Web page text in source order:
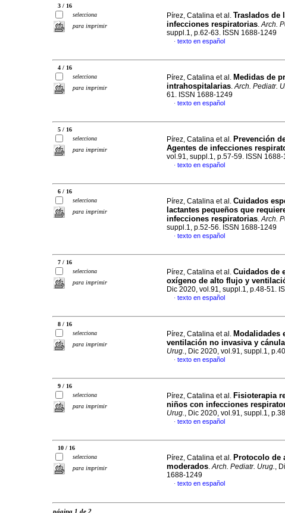
3 / 16
selecciona
para imprimir
Pírez, Catalina et al. Traslados de
infecciones respiratorias.Arch.
suppl.1, p.62-63. ISSN 1688-1249
· texto en español
4 / 16
selecciona
para imprimir
Pírez, Catalina et al. Medidas de
intrahospitalarias.Arch. Pediatr.
61. ISSN 1688-1249
· texto en español
5 / 16
selecciona
para imprimir
Pírez, Catalina et al. Prevención
Agentes de infecciones
vol.91, suppl.1, p.57-59. ISSN
· texto en español
6 / 16
selecciona
para imprimir
Pírez, Catalina et al. Cuidados
lactantes pequeños que
infecciones respiratorias.Arch.
suppl.1, p.52-56. ISSN 1688-1249
· texto en español
7 / 16
selecciona
para imprimir
Pírez, Catalina et al. Cuidados de
oxígeno de alto flujo y
Dic 2020, vol.91, suppl.1, p.48-51.
· texto en español
8 / 16
selecciona
para imprimir
Pírez, Catalina et al. Modalidades
ventilación no invasiva y
Urug., Dic 2020, vol.91, suppl.1,
· texto en español
9 / 16
selecciona
para imprimir
Pírez, Catalina et al. Fisioterapia
niños con infecciones
Urug., Dic 2020, vol.91, suppl.1,
· texto en español
10 / 16
selecciona
para imprimir
Pírez, Catalina et al. Protocolo de
moderados.Arch. Pediatr. Urug.,
1688-1249
· texto en español
página 1 de 2